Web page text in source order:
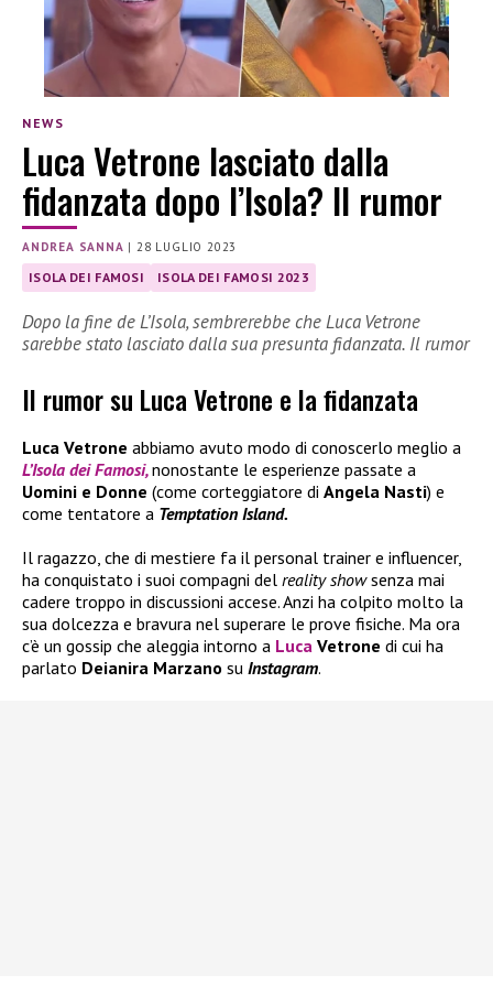
NEWS
Luca Vetrone lasciato dalla
fidanzata dopo l’Isola? Il rumor
ANDREA SANNA |28 LUGLIO 2023
ISOLA DEI FAMOSI ISOLA DEI FAMOSI 2023
Dopo la fine de L’Isola, sembrerebbe che Luca Vetrone
sarebbe stato lasciato dalla sua presunta fidanzata. Il rumor
Il rumor su Luca Vetrone e la fidanzata
Luca Vetrone abbiamo avuto modo di conoscerlo meglio a
L’Isola dei Famosi,nonostante le esperienze passate a
Uomini e Donne (come corteggiatore di Angela Nasti) e
come tentatore a Temptation Island.
Il ragazzo, che di mestiere fa il personal trainer e influencer,
ha conquistato i suoi compagni del reality showsenza mai
cadere troppo in discussioni accese. Anzi ha colpito molto la
sua dolcezza e bravura nel superare le prove fisiche. Ma ora
c’è un gossip che aleggia intorno a Luca Vetrone di cui ha
parlato Deianira Marzano su Instagram.